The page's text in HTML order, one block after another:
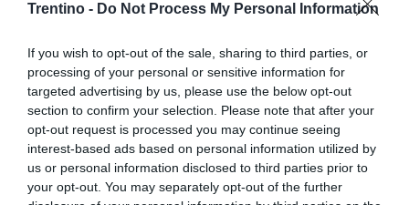
Trentino - Do Not Process My Personal Information
If you wish to opt-out of the sale, sharing to third parties, or
processing of your personal or sensitive information for
targeted advertising by us, please use the below opt-out
section to confirm your selection. Please note that after your
opt-out request is processed you may continue seeing
interest-based ads based on personal information utilized by
us or personal information disclosed to third parties prior to
your opt-out. You may separately opt-out of the further
La stessa presenza di Parmitano come pilota di
Artemis III è la prova di questa alleanza Europa e
Stati Uniti, da leggere come "unsegnale di
riconciliazione" dopo che la Nasa ha scelto di
accantonare il progetto della stazione orbitale
Gatewayper puntare sull'allunaggio.
Condividi
Condividi
TwitterCondividi